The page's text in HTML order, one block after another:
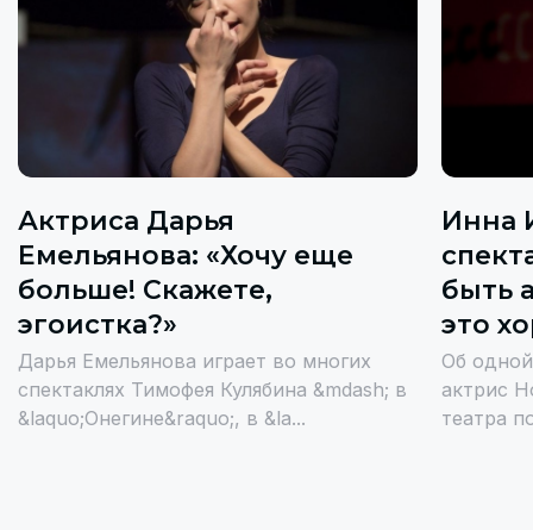
Актриса Дарья
Емельянова: «Хочу еще
больше! Скажете,
эгоистка?»
Дарья Емельянова играет во многих
спектаклях Тимофея Кулябина &mdash; в
&laquo;Онегине&raquo;, в &la...
Инна
быть
это
Об
актрис
театра